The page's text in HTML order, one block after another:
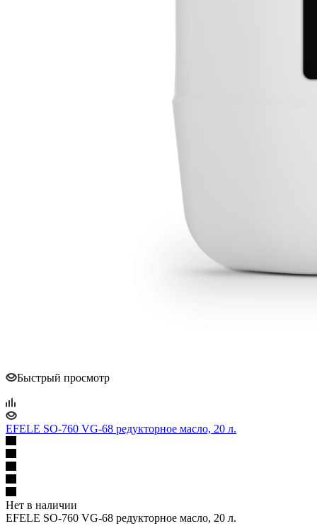
Быстрый просмотр
EFELE SO-760 VG-68 редукторное масло, 20 л.
Нет в наличии
EFELE SO-760 VG-68 редукторное масло, 20 л.